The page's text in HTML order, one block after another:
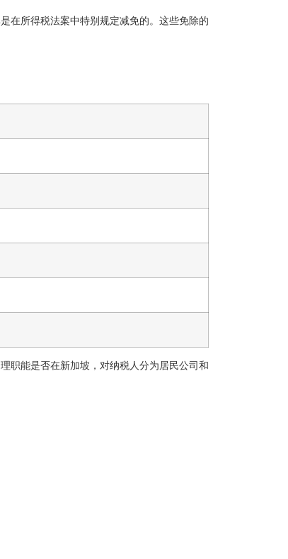
在所得税法案中特别规定减免的。这些免除的
职能是否在新加坡，对纳税人分为居民公司和